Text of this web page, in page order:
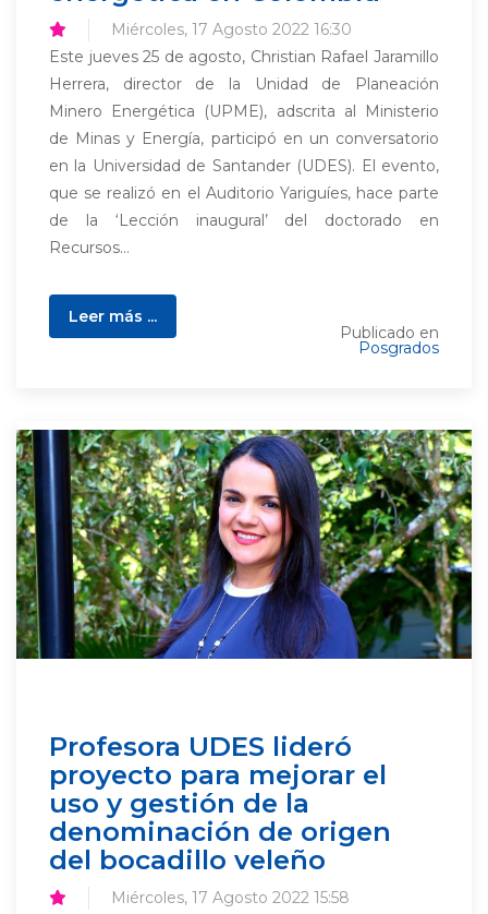
Miércoles, 17 Agosto 2022 16:30
Este jueves 25 de agosto, Christian Rafael Jaramillo
Herrera, director de la Unidad de Planeación
Minero Energética (UPME), adscrita al Ministerio
de Minas y Energía, participó en un conversatorio
en la Universidad de Santander (UDES). El evento,
que se realizó en el Auditorio Yariguíes, hace parte
de la ‘Lección inaugural’ del doctorado en
Recursos...
Leer más ...
Publicado en
Posgrados
Profesora UDES lideró
proyecto para mejorar el
uso y gestión de la
denominación de origen
del bocadillo veleño
Miércoles, 17 Agosto 2022 15:58